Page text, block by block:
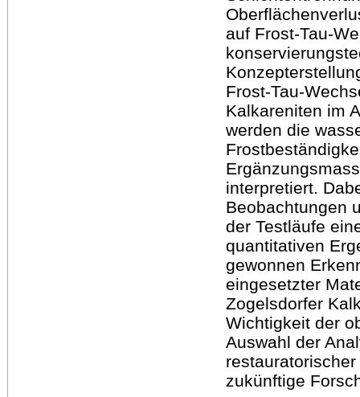
auf Frost-Tau-
Frost-Tau-
Kalkareniten im
werden die
interpretiert.
Beobachtungen
der Testläufe
quantitativen
gewonnen
eingesetzter
Zogelsdorfer
Wichtigkeit der
Auswahl der
zukünftige